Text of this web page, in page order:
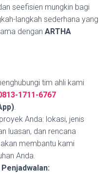
seefisien mungkin bagi
langkah sederhana yang
dengan ARTHA
tim ahli kami
1711-6767
Anda: lokasi, jenis
luasan, dan rencana
membantu kami
Anda.